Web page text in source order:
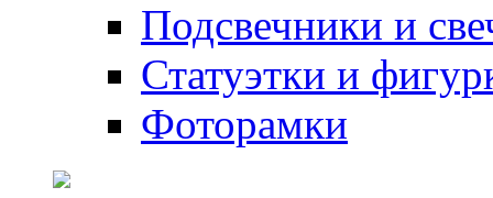
Подсвечники и
Статуэтки и
Фоторамки